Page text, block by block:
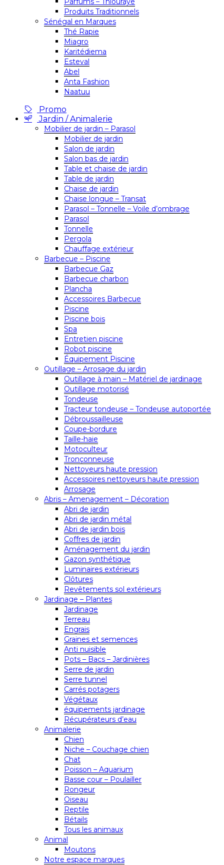
Produits Traditionnels
Sénégal en Marques
Thé Rapie
Miagro
Karitédiema
Esteval
Abel
Anta Fashion
Naatuu
Promo
Jardin / Animalerie
Mobilier de jardin – Parasol
Mobilier de jardin
Salon de jardin
Salon bas de jardin
Table et chaise de jardin
Table de jardin
Chaise de jardin
Chaise longue – Transat
Parasol – Tonnelle – Voile d’ombrage
Parasol
Tonnelle
Pergola
Chauffage extérieur
Barbecue – Piscine
Barbecue Gaz
Barbecue charbon
Plancha
Accessoires Barbecue
Piscine
Piscine bois
Spa
Entretien piscine
Robot piscine
Équipement Piscine
Outillage – Arrosage du jardin
Outillage à main – Matériel de jardinage
Outillage motorisé
Tondeuse
Tracteur tondeuse – Tondeuse autoportée
Débroussailleuse
Coupe-bordure
Taille-haie
Motoculteur
Tronçonneuse
Nettoyeurs haute pression
Accessoires nettoyeurs haute pression
Arrosage
Abris – Amenagement – Décoration
Abri de jardin
Abri de jardin métal
Abri de jardin bois
Coffres de jardin
Aménagement du jardin
Gazon synthétique
Luminaires extérieurs
Clôtures
Revêtements sol extérieurs
Jardinage – Plantes
Jardinage
Terreau
Engrais
Graines et semences
Anti nuisible
Pots – Bacs – Jardinières
Serre de jardin
Serre tunnel
Carrés potagers
Végétaux
équipements jardinage
Récupérateurs d’eau
Animalerie
Chien
Niche – Couchage chien
Chat
Poisson – Aquarium
Basse cour – Poulailler
Rongeur
Oiseau
Reptile
Bétails
Tous les animaux
Animal
Moutons
Notre espace marques